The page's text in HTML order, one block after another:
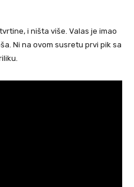
i ništa više. Valas je imao
Ni na ovom susretu prvi pik sa